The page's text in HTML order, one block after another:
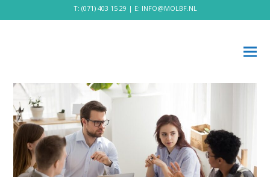
T: (071) 403 15 29 | E: INFO@MOLBF.NL